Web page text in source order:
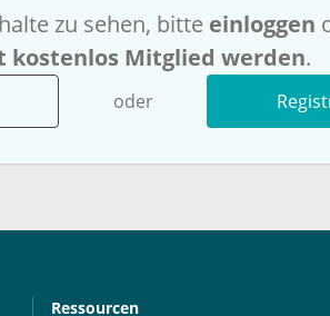
zu sehen, bitte einloggen
kostenlos Mitglied werden.
oder
Ressourcen